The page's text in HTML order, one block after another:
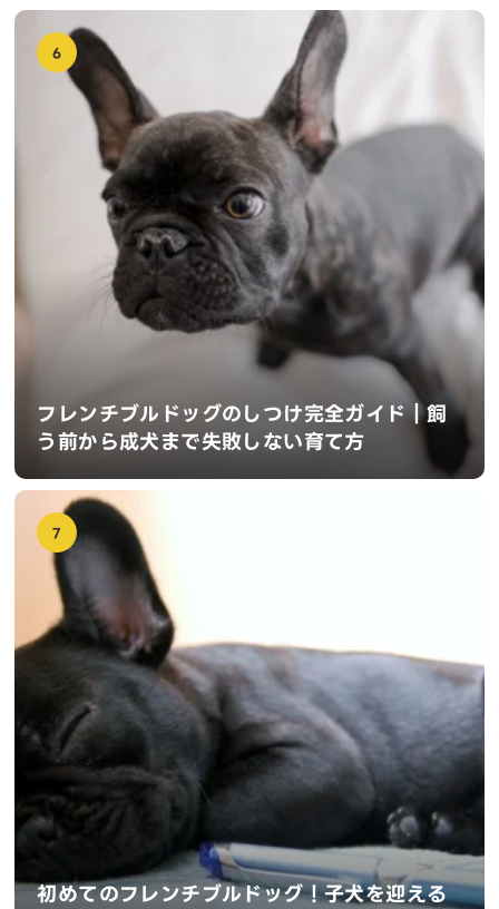
6
フレンチブルドッグのしつけ完全ガイド｜飼
う前から成犬まで失敗しない育て方
7
初めてのフレンチブルドッグ！子犬を迎える